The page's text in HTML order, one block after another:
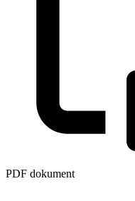
PDF dokument